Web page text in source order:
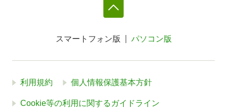
スマートフォン版 パソコン版
利用規約 個人情報保護基本方針
Cookie等の利用に関するガイドライン